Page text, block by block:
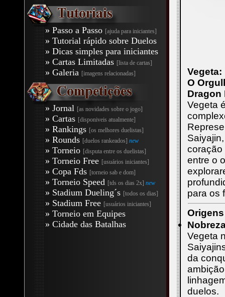
» Passo a Passo [ajuda para iniciantes]
» Tutorial rápido sobre Duelos
» Dicas simples para iniciantes
» Cartas Limitadas [lista de cartas]
» Galeria [imagens relacionadas]
» Jornal [as novidades sobre o jogo]
» Cartas [disponiveis atualmente]
» Rankings [os melhores duelistas]
» Rounds [duelos rankeados]new
» Torneio [disputa entre os duelistas]
» Torneio Free [usuários iniciantes]
» Copa Fds [torneio sab e dom]
» Torneio Speed [tds os dias 2x]new
» Stadium Dueling´s [todos os dias]
» Stadium Free [usuários iniciantes]
» Torneio em Equipes
» Cidade das Batalhas
Vegeta:
O
Dragon
Vegeta
coração
entre o
para os
Vegeta
da
duelos.